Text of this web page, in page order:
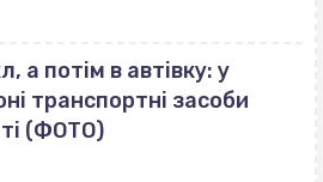
а потім в автівку: у
транспортні засоби
(ФОТО)